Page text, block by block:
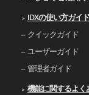
IDXの使い⽅ガイド
クイックガイド
ユーザーガイド
管理者ガイド
機能に関するよく